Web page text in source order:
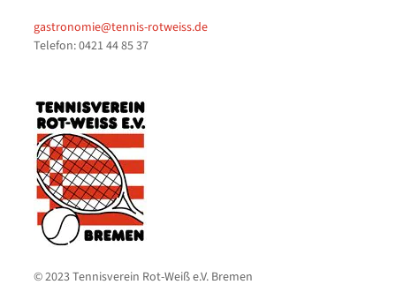
gastronomie@tennis-rotweiss.de
Telefon: 0421 44 85 37
© 2023 Tennisverein Rot-Weiß e.V. Bremen